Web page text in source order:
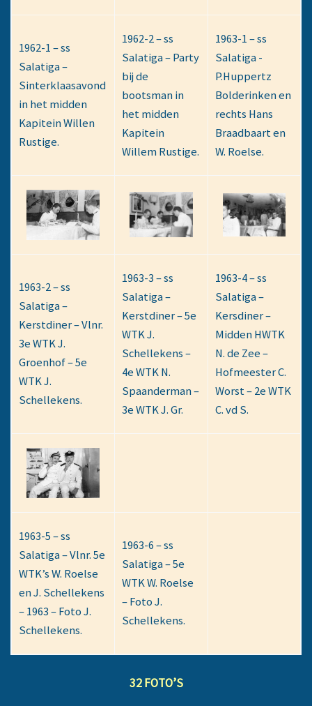
1962-1 – ss
Salatiga –
Sinterklaasavond
in het midden
Kapitein Willen
Rustige.
1962-2 – ss
Salatiga – Party
bij de
bootsman in
het midden
Kapitein
Willem Rustige.
1963-1 – ss
Salatiga -
P.Huppertz
Bolderinken en
rechts Hans
Braadbaart en
W. Roelse.
1963-2 – ss
Salatiga –
Kerstdiner – Vlnr.
3e WTK J.
Groenhof – 5e
WTK J.
Schellekens.
1963-3 – ss
Salatiga –
Kerstdiner – 5e
WTK J.
Schellekens –
4e WTK N.
Spaanderman –
3e WTK J. Gr.
1963-4 – ss
Salatiga –
Kersdiner –
Midden HWTK
N. de Zee –
Hofmeester C.
Worst – 2e WTK
C. vd S.
1963-5 – ss
Salatiga – Vlnr. 5e
WTK’s W. Roelse
en J. Schellekens
– 1963 – Foto J.
Schellekens.
1963-6 – ss
Salatiga – 5e
WTK W. Roelse
– Foto J.
Schellekens.
32 FOTO’S